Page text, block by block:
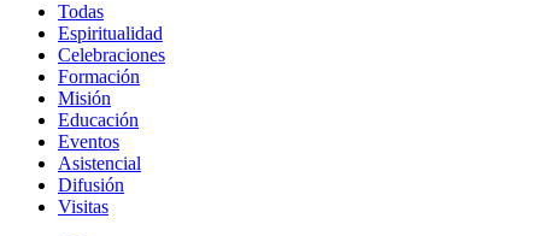
Todas
Espiritualidad
Celebraciones
Formación
Misión
Educación
Eventos
Asistencial
Difusión
Visitas